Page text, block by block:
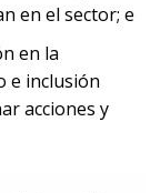
en el sector; e
en la
e inclusión
acciones y